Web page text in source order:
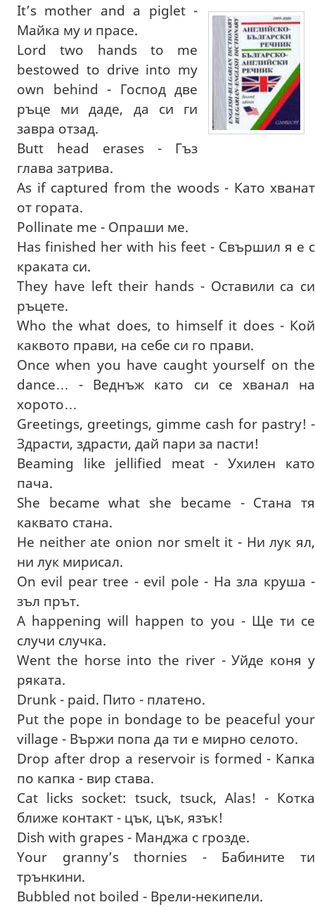
It’s mother and a piglet -
Майка му и прасе.
Lord two hands to me
bestowed to drive into my
own behind - Господ две
ръце ми даде, да си ги
завра отзад.
Butt head erases - Гъз
глава затрива.
As if captured from the woods - Като хванат
от гората.
Pollinate me - Oпраши ме.
Has finished her with his feet - Свършил я е с
краката си.
They have left their hands - Оставили са си
ръцете.
Who the what does, to himself it does - Кой
каквото прави, на себе си го прави.
Once when you have caught yourself on the
dance… - Веднъж като си се хванал на
хорото…
Greetings, greetings, gimme cash for pastry! -
Здрасти, здрасти, дай пари за пасти!
Beaming like jellified meat - Ухилен като
пача.
She became what she became - Стана тя
каквато стана.
He neither ate onion nor smelt it - Ни лук ял,
ни лук мирисал.
On evil pear tree - evil pole - На зла круша -
зъл прът.
A happening will happen to you - Ще ти се
случи случка.
Went the horse into the river - Уйде коня у
ряката.
Drunk - paid. Пито - платено.
Put the pope in bondage to be peaceful your
village - Вържи попа да ти е мирно селото.
Drop after drop a reservoir is formed - Капка
по капка - вир става.
Cat licks socket: tsuck, tsuck, Alas! - Котка
ближе контакт - цък, цък, язък!
Dish with grapes - Манджа с грозде.
Your granny’s thornies - Бабините ти
трънкини.
Bubbled not boiled - Врели-некипели.